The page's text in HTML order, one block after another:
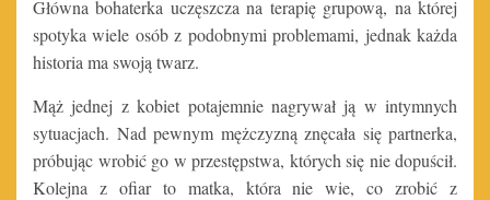
Główna bohaterka uczęszcza na terapię grupową, na której
spotyka wiele osób z podobnymi problemami, jednak każda
historia ma swoją twarz.
Mąż jednej z kobiet potajemnie nagrywał ją w intymnych
sytuacjach. Nad pewnym mężczyzną znęcała się partnerka,
próbując wrobić go w przestępstwa, których się nie dopuścił.
Kolejna z ofiar to matka, która nie wie, co zrobić z